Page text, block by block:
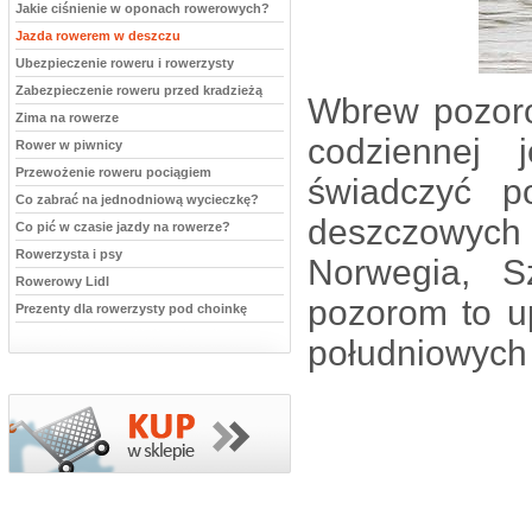
Jakie ciśnienie w oponach rowerowych?
Jazda rowerem w deszczu
Ubezpieczenie roweru i rowerzysty
Zabezpieczenie roweru przed kradzieżą
Zima na rowerze
Rower w piwnicy
Przewożenie roweru pociągiem
Co zabrać na jednodniową wycieczkę?
Co pić w czasie jazdy na rowerze?
Rowerzysta i psy
Rowerowy Lidl
Prezenty dla rowerzysty pod choinkę
Wbrew
świadczyć
Norwegia,
pozorom to